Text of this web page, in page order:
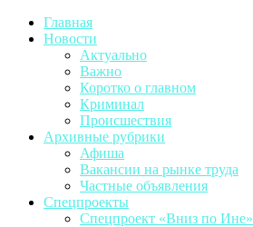
Главная
Новости
Актуально
Важно
Коротко о главном
Криминал
Происшествия
Архивные рубрики
Афиша
Вакансии на рынке труда
Частные объявления
Спецпроекты
Спецпроект «Вниз по Ине»